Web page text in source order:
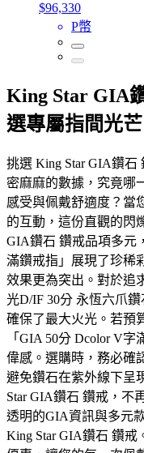
$96,330
P幣
King Star GIA
選專屬指間光芒
挑選 King Star GIA鑽
密麻麻的數據，究竟哪
感受與佩戴舒適度？當
的互動，這份直觀的閃
GIA鑽石 鑽戒品項多元
滿鑽戒指」展現了珍稀
效果更為突出。對於追
光D/IF 30分 永恆六爪
確保了最大火光。若預
「GIA 50分 Dcolor V
偉感。選購時，務必確
避免鑽石在紫外線下呈
Star GIA鑽石 鑽戒，不
透明的GIA資訊與多元
King Star GIA鑽石 鑽